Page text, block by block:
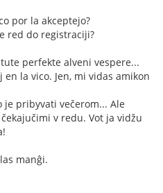
por la akceptejo?
red do registraciji?
perfekte alveni vespere...
la vico. Jen, mi vidas amikon
je pribyvati večerom... Ale
v redu. Vot ja vidžu
manĝi.